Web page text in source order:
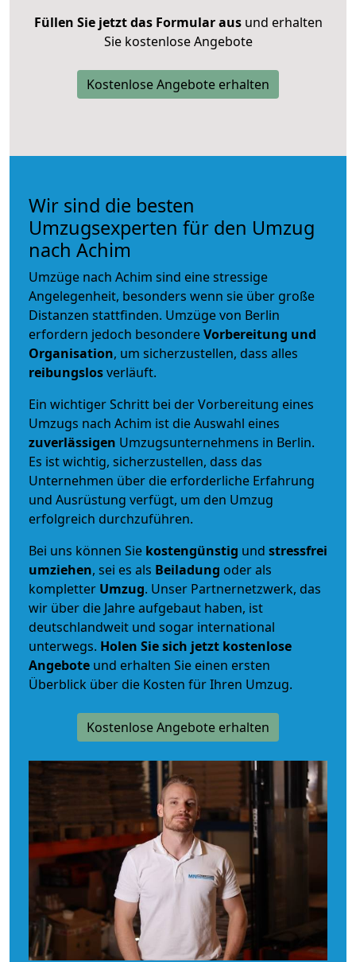
Füllen Sie jetzt das Formular ausund erhalten
Sie kostenlose Angebote
Kostenlose Angebote erhalten
Wir sind die besten
Umzugsexperten für den Umzug
nach Achim
Umzüge nach Achim sind eine stressige
Angelegenheit, besonders wenn sie über große
Distanzen stattfinden. Umzüge von Berlin
erfordern jedoch besondereVorbereitung und
Organisation, um sicherzustellen, dass alles
reibungslosverläuft.
Ein wichtiger Schritt bei der Vorbereitung eines
Umzugs nach Achim ist die Auswahl eines
zuverlässigen Umzugsunternehmens in Berlin.
Es ist wichtig, sicherzustellen, dass das
Unternehmen über die erforderliche Erfahrung
und Ausrüstung verfügt, um den Umzug
erfolgreich durchzuführen.
Bei uns können Sie kostengünstig und stressfrei
umziehen, sei es als Beiladung oder als
kompletter Umzug. Unser Partnernetzwerk, das
wir über die Jahre aufgebaut haben, ist
deutschlandweit und sogar international
unterwegs. Holen Sie sich jetzt kostenlose
Angebote und erhalten Sie einen ersten
Überblick über die Kosten für Ihren Umzug.
Kostenlose Angebote erhalten